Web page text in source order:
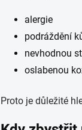
alergie
podráždění
nevhodnou
oslabenou
Proto je důležité